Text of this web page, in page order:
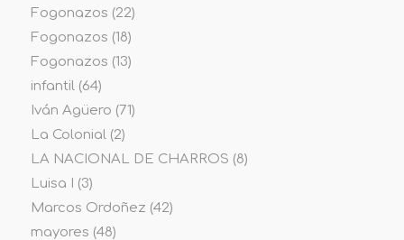
Fogonazos (22)
Fogonazos (18)
Fogonazos (13)
infantil(64)
Iván Agüero (71)
La Colonial(2)
LA NACIONAL DE CHARROS (8)
Luisa I
(3)
Marcos Ordoñez (42)
mayores (48)